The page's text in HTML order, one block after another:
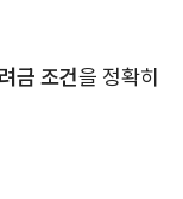
금 조건을 정확히